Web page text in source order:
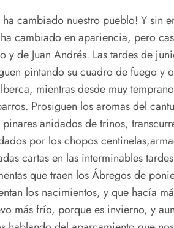
cambiado nuestro pueblo! Y sin
cambiado en apariencia, pero
de Juan Andrés. Las tardes de
pintando su cuadro de fuego
mientras desde muy
Prosiguen los aromas del
anidados de trinos,
por los chopos
cartas en las interminables
que traen los Ábregos de
los nacimientos, y que hacía
más frío, porque es invierno, y